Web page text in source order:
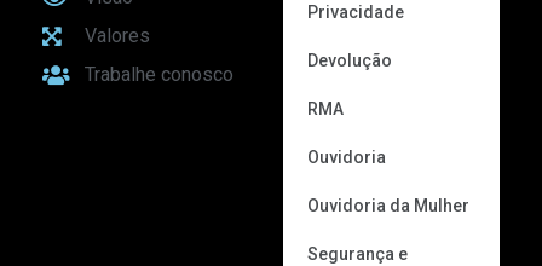
Valores
Trabalhe conosco
Privacidade
Devolução
RMA
Ouvidoria
Ouvidoria da Mulher
Segurança e